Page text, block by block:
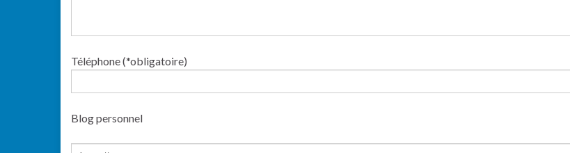
Téléphone (*obligatoire)
Blog personnel